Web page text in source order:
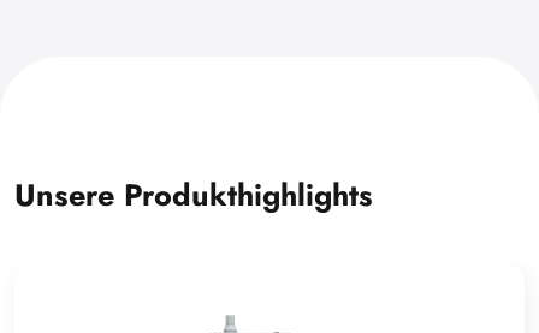
Unsere Produkthighlights